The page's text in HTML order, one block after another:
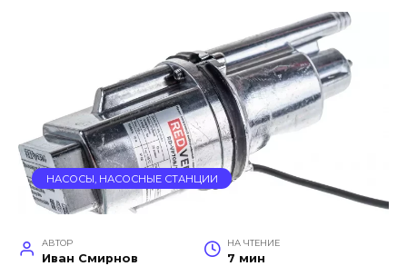
НАСОСЫ, НАСОСНЫЕ СТАНЦИИ
АВТОР
Иван Смирнов
НА ЧТЕНИЕ
7 мин